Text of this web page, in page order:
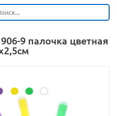
9 палочка цветная